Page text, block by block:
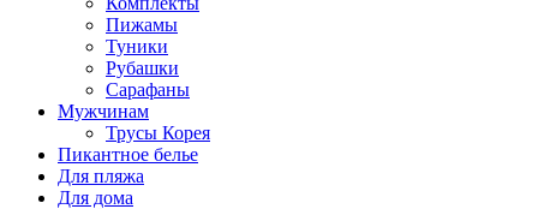
Пижамы
Туники
Рубашки
Сарафаны
Мужчинам
Трусы Корея
Пикантное белье
Для пляжа
Для дома